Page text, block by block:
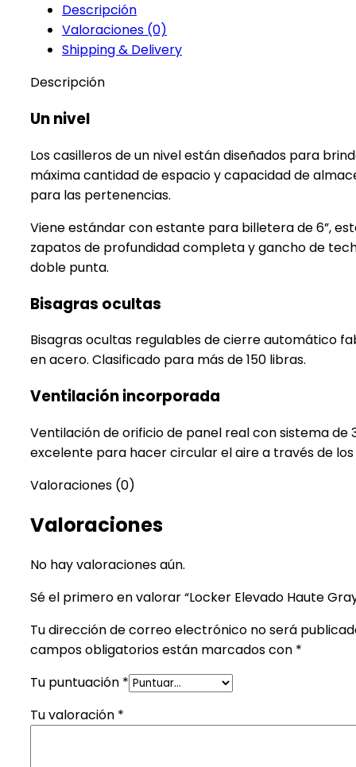
Descripción
Valoraciones (0)
Shipping & Delivery
Descripción
Un nivel
Los casilleros de un nivel están diseñados para
máxima cantidad de espacio y capacidad de
para las pertenencias.
Viene estándar con estante para billetera de 6”,
zapatos de profundidad completa y gancho de
doble punta.
Bisagras ocultas
Bisagras ocultas regulables de cierre automático
en acero. Clasificado para más de 150 libras.
Ventilación incorporada
Ventilación de orificio de panel real con sistema de
excelente para hacer circular el aire a través de los
Valoraciones (0)
Valoraciones
No hay valoraciones aún.
Sé el primero en valorar “Locker Elevado Haute Gray
Tu dirección de correo electrónico no será
campos obligatorios están marcados con *
Tu puntuación *
Tu valoración *